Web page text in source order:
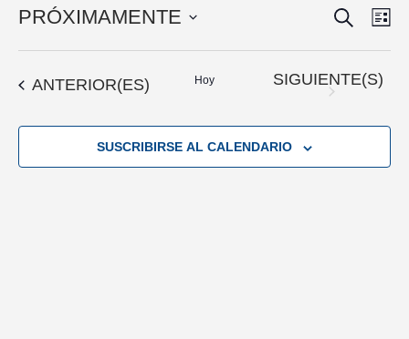
Y
DE
BUSCAR
DE
PRÓXIMAMENTE
EVENTOS
ANTERIOR(ES) Hoy EVENTOS
SIGUIENTE(S)
SUSCRIBIRSE AL CALENDARIO